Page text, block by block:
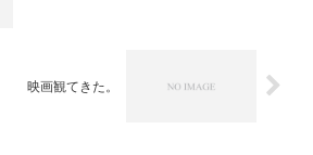
映画観てきた。